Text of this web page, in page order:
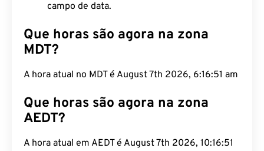
campo de data.
Que horas são agora na zona
MDT?
A hora atual no MDT é August 7th 2026, 6:16:52 am
Que horas são agora na zona
AEDT?
A hora atual em AEDT é August 7th 2026, 10:16:52